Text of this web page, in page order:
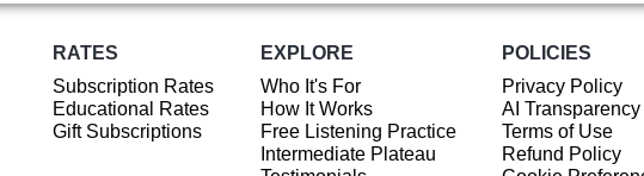
RATES
Subscription Rates
Educational Rates
Gift Subscriptions
EXPLORE
Who It's For
How It Works
Free Listening Practice
Intermediate Plateau
POLICIES
Privacy Policy
AI
Terms of Use
Refund Policy